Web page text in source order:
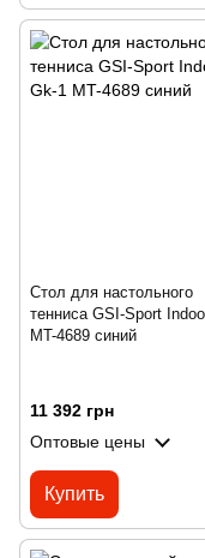
Стол для настольного
тенниса GSI-Sport
MT-4689 синий
11 392 грн
Оптовые цены
Купить